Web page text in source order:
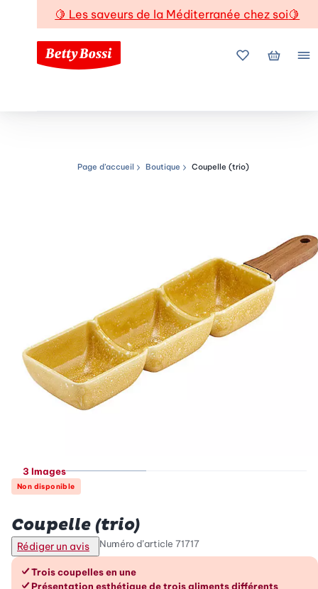
🍋 Les saveurs de la Méditerranée chez soi🍋
Mes favoris
Mon
Chemin de navigation
Page d’accueil Boutique Coupelle (trio)
3 Images
Non disponible
Coupelle (trio)
Rédiger un avis Numéro d’article 71717
Les avantages en un coup d’œil
Trois coupelles en une
Présentation esthétique de trois aliments différents